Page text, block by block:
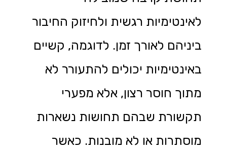
לאינטימיות רגשית ולחיזוק החיבור
ביניהם לאורך זמן. לדוגמה, קשיים
באינטימיות יכולים להתעורר לא
מתוך חוסר רצון, אלא מפערי
תקשורת שבהם תחושות נשארות
מוסתרות או לא מובנות. כאשר